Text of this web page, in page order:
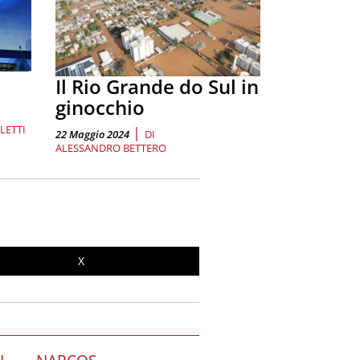
Il Rio Grande do Sul in
ginocchio
22 Maggio 2024 | DI
ALESSANDRO BETTERO
X